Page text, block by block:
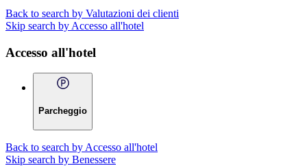
Back to search by Valutazioni dei clienti
Skip search by Accesso all'hotel
Accesso all'hotel
Parcheggio
Back to search by Accesso all'hotel
Skip search by Benessere